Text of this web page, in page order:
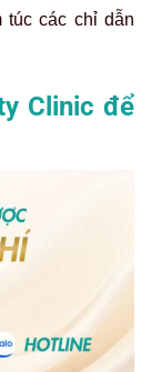
túc các chỉ dẫn
Clinic để